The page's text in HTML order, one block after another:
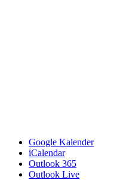
Google Kalender
iCalendar
Outlook 365
Outlook Live